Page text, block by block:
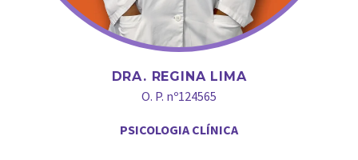
DRA. REGINA LIMA
O. P. nº124565
PSICOLOGIA CLÍNICA